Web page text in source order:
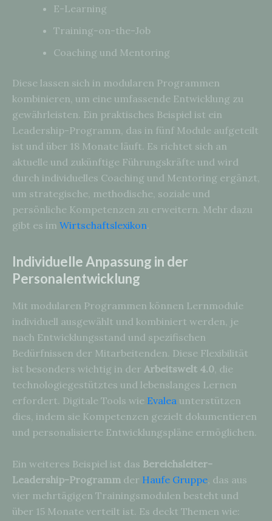
E-Learning
Training-on-the-Job
Coaching und Mentoring
Diese lassen sich in modularen Programmen
kombinieren, um eine umfassende Entwicklung zu
gewährleisten. Ein praktisches Beispiel ist ein
Leadership-Programm, das in fünf Module aufgeteilt
ist und über 18 Monate läuft. Es richtet sich an
aktuelle und zukünftige Führungskräfte und wird
durch individuelles Coaching und Mentoring ergänzt,
um strategische, methodische, soziale und
persönliche Kompetenzen zu erweitern. Mehr dazu
gibt es im Wirtschaftslexikon.
Individuelle Anpassung in der
Personalentwicklung
Mit modularen Programmen können Lernmodule
individuell ausgewählt und kombiniert werden, je
nach Entwicklungsstand und spezifischen
Bedürfnissen der Mitarbeitenden. Diese Flexibilität
ist besonders wichtig in der Arbeitswelt 4.0 , die
technologiegestütztes und lebenslanges Lernen
erfordert. Digitale Tools wie Evalea unterstützen
dies, indem sie Kompetenzen gezielt dokumentieren
und personalisierte Entwicklungspläne ermöglichen.
Ein weiteres Beispiel ist das Bereichsleiter-
Leadership-Programm der Haufe Gruppe , das aus
vier mehrtägigen Trainingsmodulen besteht und
über 15 Monate verteilt ist. Es deckt Themen wie: